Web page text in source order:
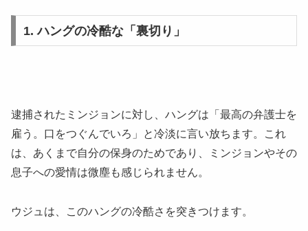
1. ハングの冷酷な「裏切り」
逮捕されたミンジョンに対し、ハングは「最高の弁護士を
雇う。口をつぐんでいろ」と冷淡に言い放ちます。これ
は、あくまで自分の保身のためであり、ミンジョンやその
息子への愛情は微塵も感じられません。
ウジュは、このハングの冷酷さを突きつけます。